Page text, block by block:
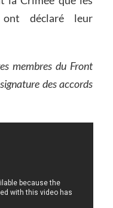
ont déclaré leur
membres du Front
des accords